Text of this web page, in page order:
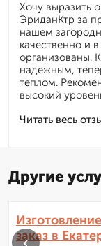
Читать весь
Хочу выразить
ЭриданКтр за
нашем
качественно и
организованы.
надежным,
теплом.
высокий
Другие
заказ в